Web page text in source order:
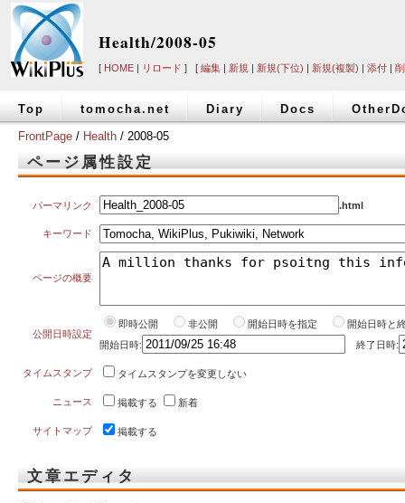
Health/2008-05
[ HOME | リロード ] [ 編集 | 新規 | 新規(下位) | 新規(複製) | 添付 |
Top tomocha.net Diary Docs
FrontPage / Health / 2008-05
ページ属性設定
パーマリンク .html
キーワード
ページの概要
公開日時設定
即時公開 非公開 開始日時を指定
開始日時と
開始日時:
終了日時:
タイムスタンプ タイムスタンプを変更しない
ニュース 掲載する 新着
サイトマップ 掲載する
文章エディタ